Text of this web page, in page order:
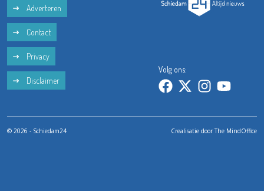
Adverteren
Contact
Privacy
Disclaimer
Volg ons:
© 2026 - Schiedam24 Crealisatie doorThe MindOffice